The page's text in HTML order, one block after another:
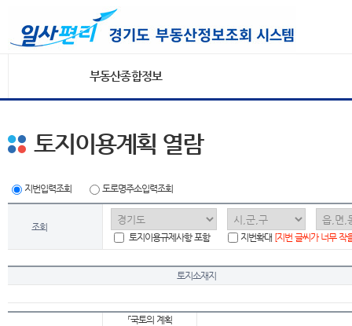
부동산종합정보
토지이용계획 열람
지번입력조회 도로명주소입력조회
조회
토지이용규제사항 포함
지번확대 [지번 글씨가 너무 작
토지소재지
「국토의 계획